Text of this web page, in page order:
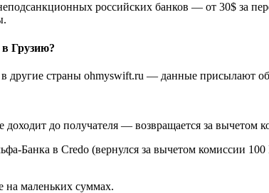
российских банков — от 30$ за
Грузию?
другие страны ohmyswift.ru — данные присылают
доходит до получателя — возвращается за вычетом
Банка в Credo (вернулся за вычетом комиссии
на маленьких суммах.